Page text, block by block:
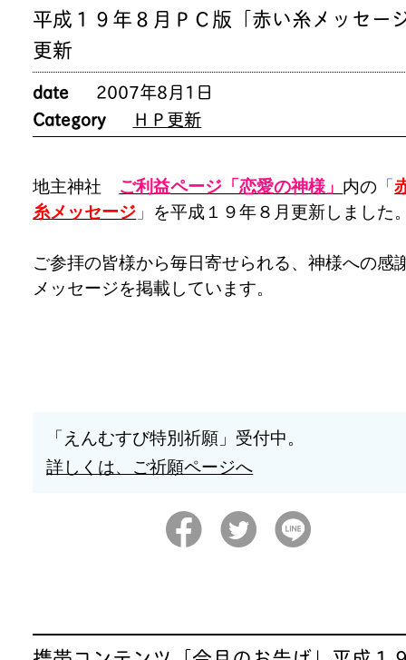
平成１９年８月ＰＣ版「赤い糸メッセー
更新
date
2007年8月1日
Category
ＨＰ更新
地主神社 ご利益ページ「恋愛の神様」 内の 「
糸メッセージ 」 を平成１９年８月更新しました
ご参拝の皆様から毎日寄せられる、神様への感
メッセージを掲載しています。
「えんむすび特別祈願」受付中。
詳しくは、ご祈願ページへ